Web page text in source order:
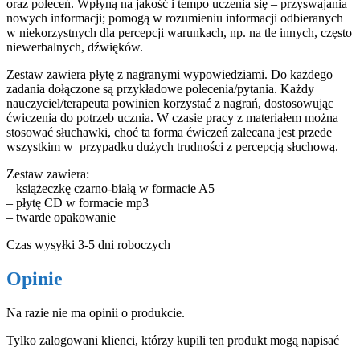
oraz poleceń. Wpłyną na jakość i tempo uczenia się – przyswajania
nowych informacji; pomogą w rozumieniu informacji odbieranych
w niekorzystnych dla percepcji warunkach, np. na tle innych, często
niewerbalnych, dźwięków.
Zestaw zawiera płytę z nagranymi wypowiedziami. Do każdego
zadania dołączone są przykładowe polecenia/pytania. Każdy
nauczyciel/terapeuta powinien korzystać z nagrań, dostosowując
ćwiczenia do potrzeb ucznia. W czasie pracy z materiałem można
stosować słuchawki, choć ta forma ćwiczeń zalecana jest przede
wszystkim w przypadku dużych trudności z percepcją słuchową.
Zestaw zawiera:
– książeczkę czarno-białą w formacie A5
– płytę CD w formacie mp3
– twarde opakowanie
Czas wysyłki 3-5 dni roboczych
Opinie
Na razie nie ma opinii o produkcie.
Tylko zalogowani klienci, którzy kupili ten produkt mogą napisać